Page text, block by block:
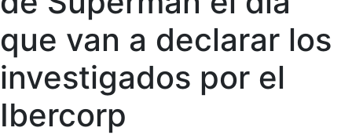
que van a declarar los
investigados por el
Ibercorp